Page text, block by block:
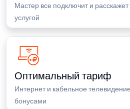
Мастер все подключит и расскажет
услугой
Оптимальный тариф
Интернет и кабельное
бонусами